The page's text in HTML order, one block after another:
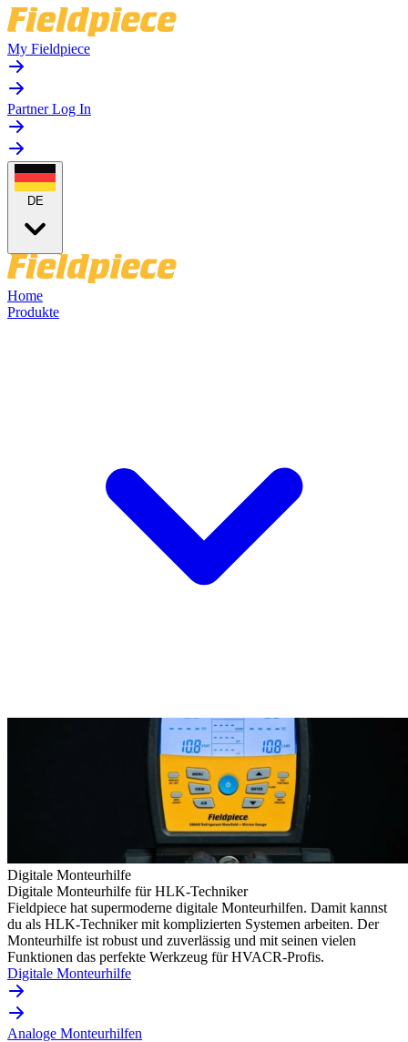
My Fieldpiece
Partner Log In
DE
Home
Produkte
Digitale Monteurhilfe
Digitale Monteurhilfe für HLK-Techniker
Fieldpiece hat supermoderne digitale Monteurhilfen. Damit kannst
du als HLK-Techniker mit komplizierten Systemen arbeiten. Der
Monteurhilfe ist robust und zuverlässig und mit seinen vielen
Funktionen das perfekte Werkzeug für HVACR-Profis.
Digitale Monteurhilfe
Analoge Monteurhilfen